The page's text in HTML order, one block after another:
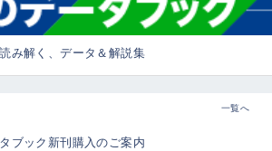
み解く、データ＆解説集
一覧へ
ブック新刊購入のご案内